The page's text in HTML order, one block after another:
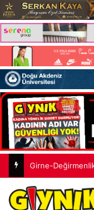
Girne-